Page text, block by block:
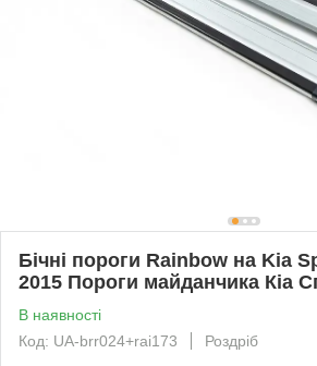
Бічні пороги Rainbow на Kia
2015 Пороги майданчика Кіа
В наявності
Код: UA-brr024+rai173
Роздріб